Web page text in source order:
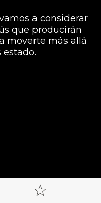
a considerar
que producirán
moverte más allá